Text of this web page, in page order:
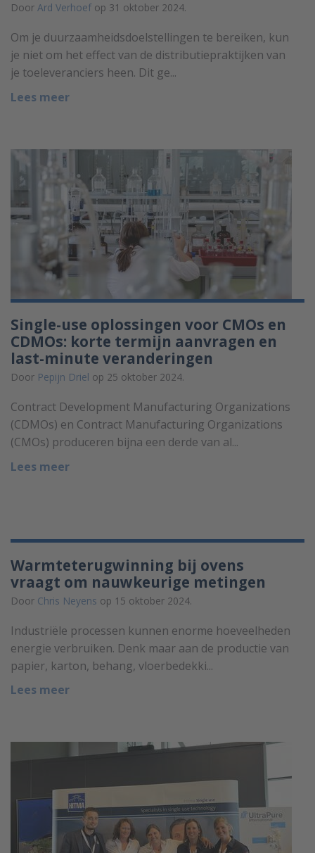
Door Ard Verhoef op 31 oktober 2024.
Om je duurzaamheidsdoelstellingen te bereiken, kun
je niet om het effect van de distributiepraktijken van
je toeleveranciers heen. Dit ge...
Lees meer
Single-use oplossingen voor CMOs en
CDMOs: korte termijn aanvragen en
last-minute veranderingen
Door Pepijn Driel op 25 oktober 2024.
Contract Development Manufacturing Organizations
(CDMOs) en Contract Manufacturing Organizations
(CMOs) produceren bijna een derde van al...
Lees meer
Warmteterugwinning bij ovens
vraagt om nauwkeurige metingen
Door Chris Neyens op 15 oktober 2024.
Industriële processen kunnen enorme hoeveelheden
energie verbruiken. Denk maar aan de productie van
papier, karton, behang, vloerbedekki...
Lees meer